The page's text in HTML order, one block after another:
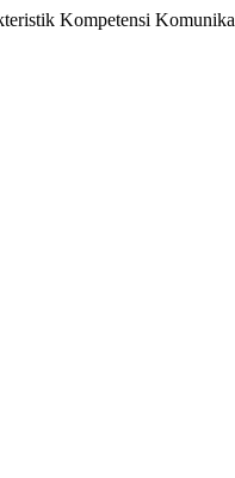
Kompetensi